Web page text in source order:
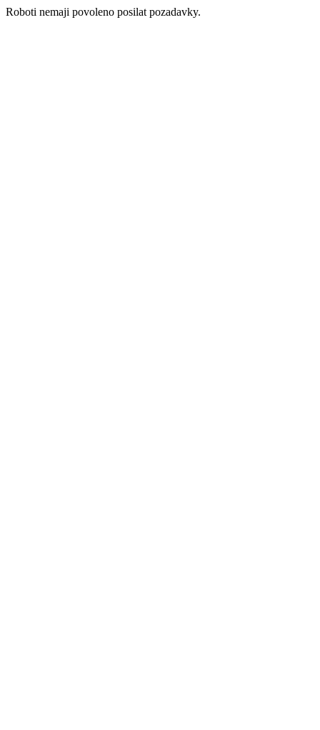
Roboti nemaji povoleno posilat pozadavky.